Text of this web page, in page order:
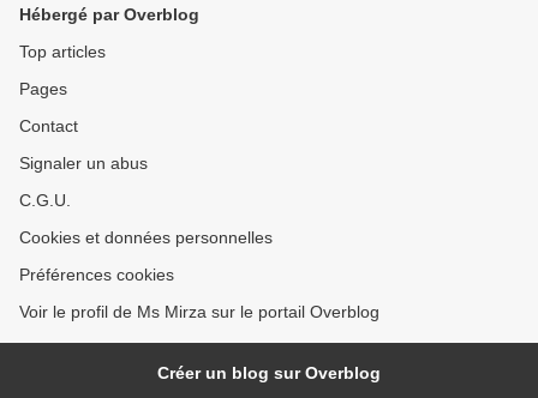
Hébergé par Overblog
Top articles
Pages
Contact
Signaler un abus
C.G.U.
Cookies et données personnelles
Préférences cookies
Voir le profil de Ms Mirza sur le portail Overblog
Créer un blog sur Overblog